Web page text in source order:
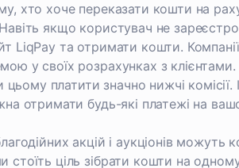
хто хоче переказати кошти на
якщо користувач не
LiqPay та отримати кошти.
у своїх розрахунках з
цьому платити значно нижчі
отримати будь-які платежі на
акцій і аукціонів можуть
ціль зібрати кошти на